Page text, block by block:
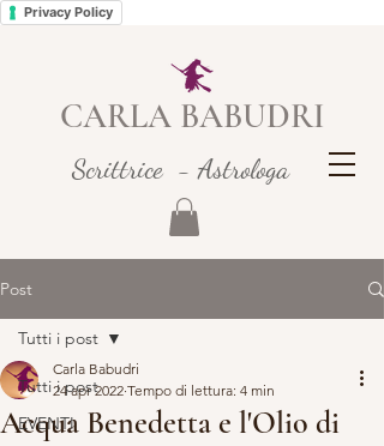
Privacy Policy
CARLA BABUDRI
Scrittrice - Astrologa
Post
Tutti i post
EVENTI
Tutti i post
Acqua Benedetta e l'Olio di
Carla Babudri
24 apr 2022 Tempo di lettura: 4 min